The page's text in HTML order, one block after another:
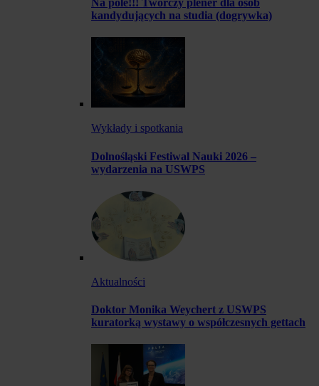
Na pole!!! Twórczy plener dla osób
kandydujących na studia (dogrywka)
Wykłady i spotkania
Dolnośląski Festiwal Nauki 2026 –
wydarzenia na USWPS
Aktualności
Doktor Monika Weychert z USWPS
kuratorką wystawy o współczesnych gettach